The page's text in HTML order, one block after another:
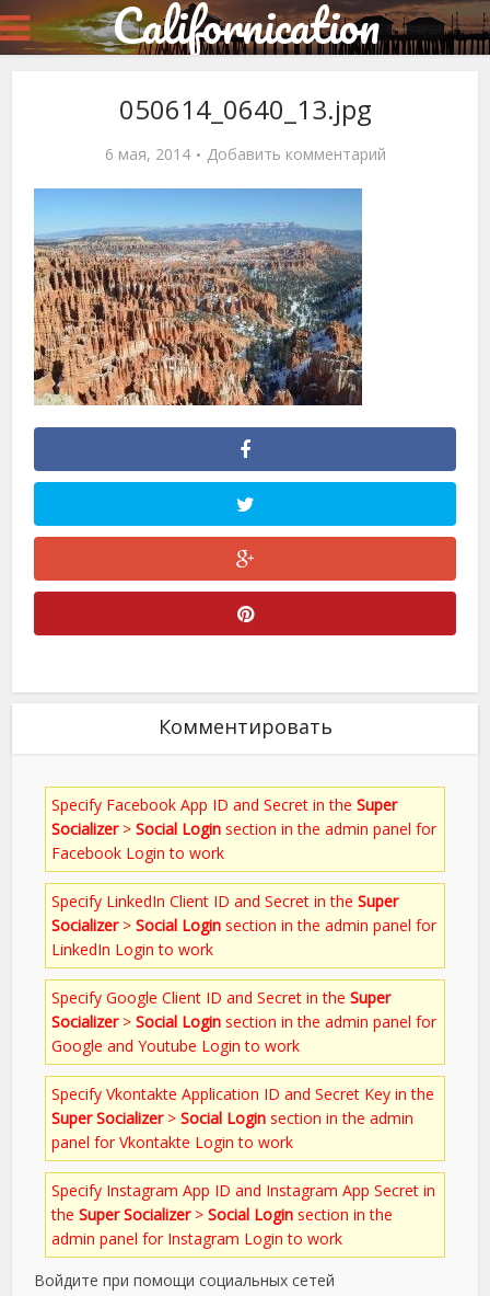
Californication
050614_0640_13.jpg
6 мая, 2014 Добавить комментарий
Комментировать
Specify Facebook App ID and Secret in theSuper
Socializer>Social Login section in the admin panel for
Facebook Login to work
Specify LinkedIn Client ID and Secret in theSuper
Socializer>Social Login section in the admin panel for
LinkedIn Login to work
Specify Google Client ID and Secret in theSuper
Socializer>Social Login section in the admin panel for
Google and Youtube Login to work
Specify Vkontakte Application ID and Secret Key in the
Super Socializer>Social Login section in the admin
panel for Vkontakte Login to work
Specify Instagram App ID and Instagram App Secret in
theSuper Socializer>Social Login section in the
admin panel for Instagram Login to work
Войдите при помощи социальных сетей